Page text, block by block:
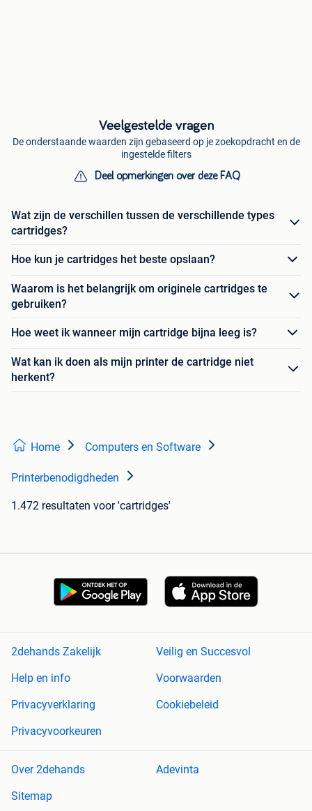
Veelgestelde vragen
De onderstaande waarden zijn gebaseerd op je zoekopdracht en de
ingestelde filters
Deel opmerkingen over deze FAQ
Wat zijn de verschillen tussen de verschillende types
cartridges?
Hoe kun je cartridges het beste opslaan?
Waarom is het belangrijk om originele cartridges te
gebruiken?
Hoe weet ik wanneer mijn cartridge bijna leeg is?
Wat kan ik doen als mijn printer de cartridge niet
herkent?
Home Computers en Software
Printerbenodigdheden
1.472 resultaten voor 'cartridges'
2dehands Zakelijk
Veilig en Succesvol
Help en info
Voorwaarden
Privacyverklaring
Cookiebeleid
Privacyvoorkeuren
Over 2dehands
Adevinta
Sitemap